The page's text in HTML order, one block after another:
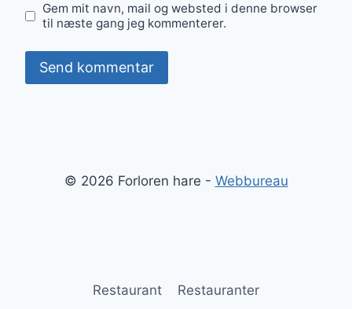
Gem mit navn, mail og websted i denne browser
til næste gang jeg kommenterer.
© 2026 Forloren hare - Webbureau
Restaurant Restauranter